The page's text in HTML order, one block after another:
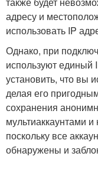
адресу и
использовать IP
Однако, при
используют единый
установить, что вы
делая его
сохранения
мультиаккаунтами
поскольку все
обнаружены и